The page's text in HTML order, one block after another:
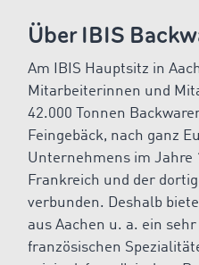
Über IBIS
Am IBIS Hauptsitz in
Mitarbeiterinnen und
42.000 Tonnen
Feingebäck, nach ganz
Unternehmens im Jahre
Frankreich und der
verbunden. Deshalb
aus Aachen u. a. ein
französischen